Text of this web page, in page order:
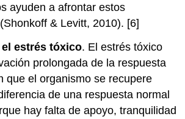
ayuden a afrontar estos
& Levitt, 2010). [6]
estrés tóxico. El estrés tóxico
prolongada de la respuesta
que el organismo se recupere
de una respuesta normal
hay falta de apoyo, tranquilidad